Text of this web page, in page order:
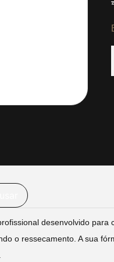
desenvolvido para
o ressecamento. A sua